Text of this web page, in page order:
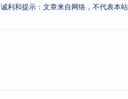
诚利和提示：文章来自网络，不代表本站